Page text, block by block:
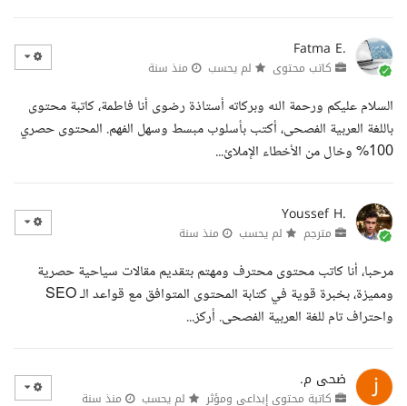
Fatma E.
كاتب محتوى لم يحسب منذ سنة
السلام عليكم ورحمة الله وبركاته أستاذة رضوى أنا فاطمة، كاتبة محتوى
باللغة العربية الفصحى، أكتب بأسلوب مبسط وسهل الفهم. المحتوى حصري
100% وخال من الأخطاء الإملائ...
Youssef H.
مترجم لم يحسب منذ سنة
مرحبا، أنا كاتب محتوى محترف ومهتم بتقديم مقالات سياحية حصرية
ومميزة، بخبرة قوية في كتابة المحتوى المتوافق مع قواعد الـ SEO
واحتراف تام للغة العربية الفصحى. أركز...
ضحى م.
كاتبة محتوى إبداعي ومؤثر لم يحسب منذ سنة